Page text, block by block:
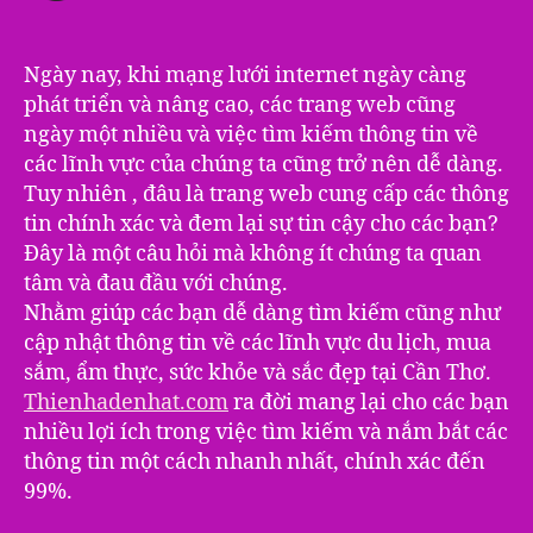
Ngày nay, khi mạng lưới internet ngày càng
phát triển và nâng cao, các trang web cũng
ngày một nhiều và việc tìm kiếm thông tin về
các lĩnh vực của chúng ta cũng trở nên dễ dàng.
Tuy nhiên , đâu là trang web cung cấp các thông
tin chính xác và đem lại sự tin cậy cho các bạn?
Đây là một câu hỏi mà không ít chúng ta quan
tâm và đau đầu với chúng.
Nhằm giúp các bạn dễ dàng tìm kiếm cũng như
cập nhật thông tin về các lĩnh vực du lịch, mua
sắm, ẩm thực, sức khỏe và sắc đẹp tại Cần Thơ.
Thienhadenhat.comra đời mang lại cho các bạn
nhiều lợi ích trong việc tìm kiếm và nắm bắt các
thông tin một cách nhanh nhất, chính xác đến
99%.